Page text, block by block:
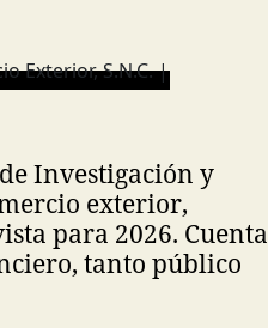
Investigación y
exterior,
para 2026. Cuenta
tanto público